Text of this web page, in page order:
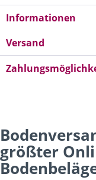
Informationen
Versand
größter